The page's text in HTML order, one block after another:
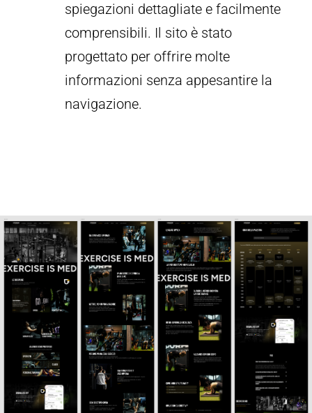
spiegazioni dettagliate e facilmente
comprensibili. Il sito è stato
progettato per offrire molte
informazioni senza appesantire la
navigazione.